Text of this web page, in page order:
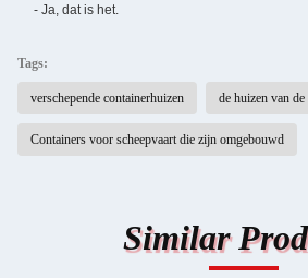
- Ja, dat is het.
Tags:
verschepende containerhuizen de huizen van
Containers voor scheepvaart die zijn omgebouwd
Similar